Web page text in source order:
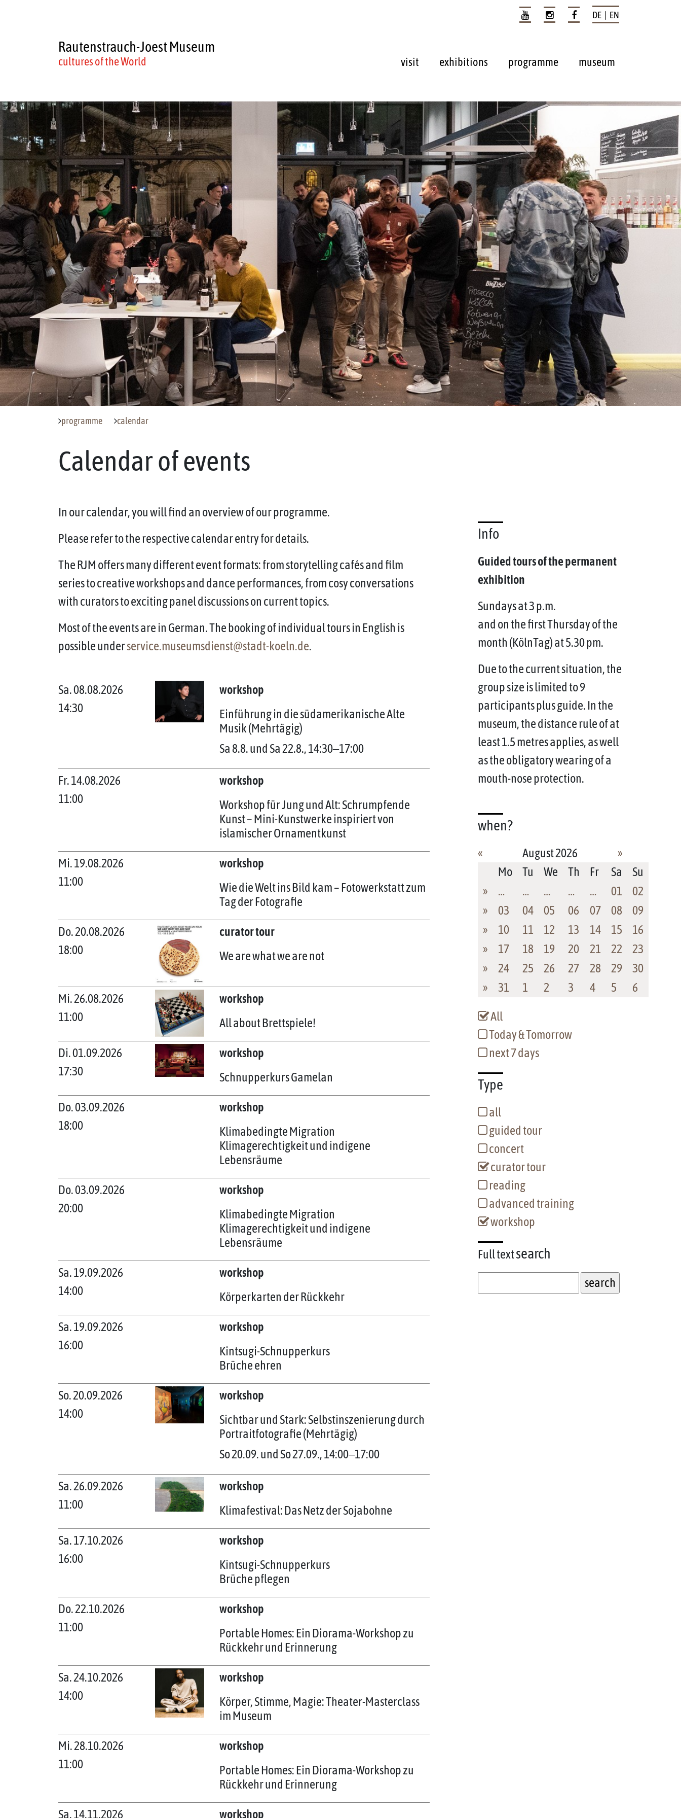
DE | EN
Rautenstrauch-Joest Museum
cultures of the World visit exhibitions programme museum
programme calendar
Calendar of events
In our calendar, you will find an overview of our programme.
Please refer to the respective calendar entry for details.
The RJM offers many different event formats: from storytelling cafés and film
series to creative workshops and dance performances, from cosy conversations
with curators to exciting panel discussions on current topics.
Most of the events are in German. The booking of individual tours in English is
possible underservice.museumsdienst@stadt-koeln.de.
Sa. 08.08.2026
14:30
workshop
Einführung in die südamerikanische Alte
Musik (Mehrtägig)
Sa 8.8. und Sa 22.8., 14:30‒17:00
Fr. 14.08.2026
11:00
workshop
Workshop für Jung und Alt: Schrumpfende
Kunst – Mini-Kunstwerke inspiriert von
islamischer Ornamentkunst
Mi. 19.08.2026
11:00
workshop
Wie die Welt ins Bild kam – Fotowerkstatt zum
Tag der Fotografie
Do. 20.08.2026
18:00
curator tour
We are what we are not
Mi. 26.08.2026
11:00
workshop
All about Brettspiele!
Di. 01.09.2026
17:30
workshop
Schnupperkurs Gamelan
Do. 03.09.2026
18:00
workshop
Klimabedingte Migration
Klimagerechtigkeit und indigene
Lebensräume
Do. 03.09.2026
20:00
workshop
Klimabedingte Migration
Klimagerechtigkeit und indigene
Lebensräume
Sa. 19.09.2026
14:00
workshop
Körperkarten der Rückkehr
Sa. 19.09.2026
16:00
workshop
Kintsugi-Schnupperkurs
Brüche ehren
So. 20.09.2026
14:00
workshop
Sichtbar und Stark: Selbstinszenierung durch
Portraitfotografie (Mehrtägig)
So 20.09. und So 27.09., 14:00‒17:00
Sa. 26.09.2026
11:00
workshop
Klimafestival: Das Netz der Sojabohne
Sa. 17.10.2026
16:00
workshop
Kintsugi-Schnupperkurs
Brüche pflegen
Do. 22.10.2026
11:00
workshop
Portable Homes: Ein Diorama-Workshop zu
Rückkehr und Erinnerung
Sa. 24.10.2026
14:00
workshop
Körper, Stimme, Magie: Theater-Masterclass
im Museum
Mi. 28.10.2026
11:00
workshop
Portable Homes: Ein Diorama-Workshop zu
Rückkehr und Erinnerung
Sa. 14.11.2026 workshop
Info
Guided tours of the permanent
exhibition
Sundays at 3 p.m.
and on the first Thursday of the
month (KölnTag) at 5.30 pm.
Due to the current situation, the
group size is limited to 9
participants plus guide. In the
museum, the distance rule of at
least 1.5 metres applies, as well
as the obligatory wearing of a
mouth-nose protection.
when?
»
«
August 2026
Mo
Tu We Th Fr Sa
Su
»
… … … … … 01
02
»
03 04 05 06 07 08
09
»
10 11 12 13 14 15
16
»
17 18 19 20 21 22
23
»
24 25 26 27 28 29
30
»
31 1 2 3 4 5 6
All
Today & Tomorrow
next 7 days
Type
all
guided tour
concert
curator tour
reading
advanced training
workshop
Full textsearch